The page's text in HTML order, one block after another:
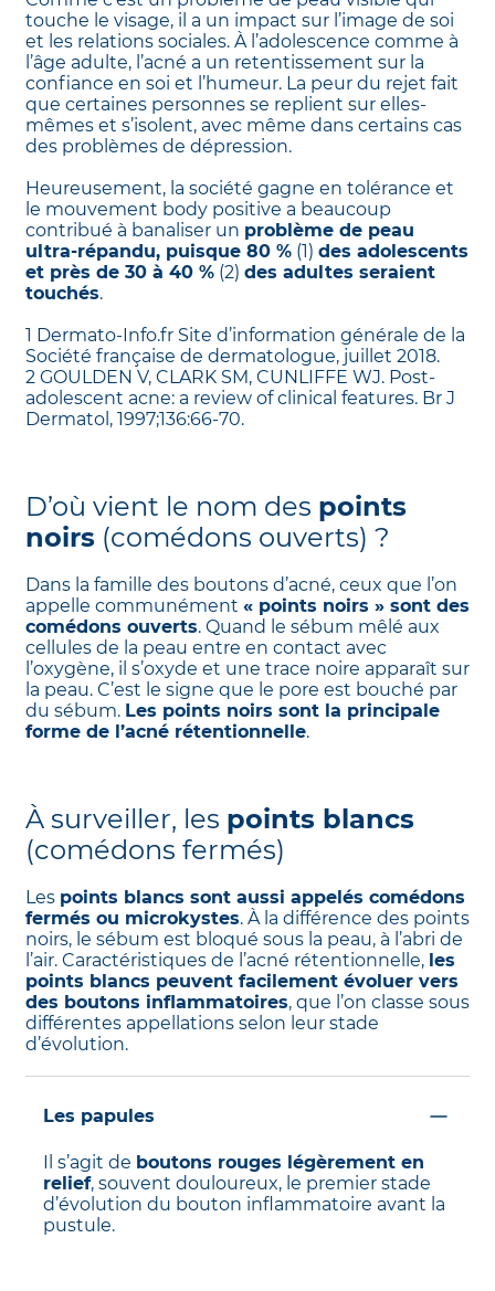
touche le visage, il a un impact sur l’image de soi
et les relations sociales. À l’adolescence comme à
l’âge adulte, l’acné a un retentissement sur la
confiance en soi et l’humeur. La peur du rejet fait
que certaines personnes se replient sur elles-
mêmes et s’isolent, avec même dans certains cas
des problèmes de dépression.
Heureusement, la société gagne en tolérance et
le mouvement body positive a beaucoup
contribué à banaliser un problème de peau
ultra-répandu, puisque 80 % (1) des adolescents
et près de 30 à 40 % (2) des adultes seraient
touchés.
1 Dermato-Info.fr Site d’information générale de la
Société française de dermatologue, juillet 2018.
2 GOULDEN V, CLARK SM, CUNLIFFE WJ. Post-
adolescent acne: a review of clinical features. Br J
Dermatol, 1997;136:66-70.
D’où vient le nom des points
noirs (comédons ouverts) ?
Dans la famille des boutons d’acné, ceux que l’on
appelle communément « points noirs » sont des
comédons ouverts. Quand le sébum mêlé aux
cellules de la peau entre en contact avec
l’oxygène, il s’oxyde et une trace noire apparaît sur
la peau. C’est le signe que le pore est bouché par
du sébum. Les points noirs sont la principale
forme de l’acné rétentionnelle.
À surveiller, les points blancs
(comédons fermés)
Les points blancs sont aussi appelés comédons
fermés ou microkystes. À la différence des points
noirs, le sébum est bloqué sous la peau, à l’abri de
l’air. Caractéristiques de l’acné rétentionnelle, les
points blancs peuvent facilement évoluer vers
des boutons inflammatoires, que l’on classe sous
différentes appellations selon leur stade
d’évolution.
Les papules
Il s’agit de boutons rouges légèrement en
relief, souvent douloureux, le premier stade
d’évolution du bouton inflammatoire avant la
pustule.